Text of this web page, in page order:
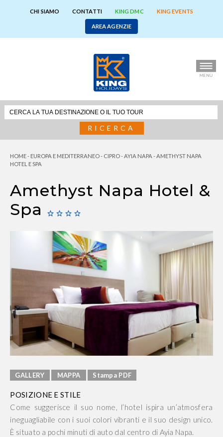
CHI SIAMO CONTATTI KING DMC KING EVENTS
AREA AGENZIE
RICERCA
HOME- EUROPA E MEDITERRANEO- CIPRO-AYIA NAPA -AMETHYST NAPA
HOTEL E SPA
Amethyst Napa Hotel &
Spa
GALLERY MAPPA Stampa PDF
POSIZIONE E STILE
Come suggerisce il suo nome, l’hotel ispira un’atmosfera
ineguagliabile con i suoi colori vibranti e il suo design unico.
È situato a pochi minuti di auto dal centro di Ayia Napa.